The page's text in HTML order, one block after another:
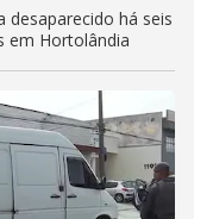
desaparecido há seis
em Hortolândia